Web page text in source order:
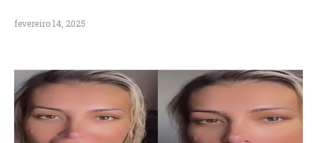
fevereiro 14, 2025